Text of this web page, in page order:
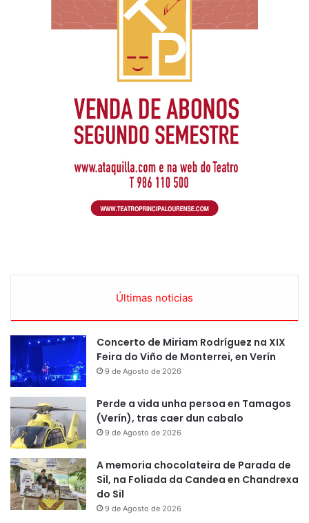
Últimas noticias
Concerto de Miriam Rodríguez na XIX
Feira do Viño de Monterrei, en Verín
9 de Agosto de 2026
Perde a vida unha persoa en Tamagos
(Verín), tras caer dun cabalo
9 de Agosto de 2026
A memoria chocolateira de Parada de
Sil, na Foliada da Candea en Chandrexa
do Sil
9 de Agosto de 2026